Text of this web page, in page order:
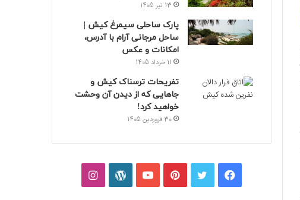
13 تیر 1405
پارک ساحلی سیمرغ کیش |
ساحل مرجانی آرام با آدرس،
امکانات و عکس
11 خرداد 1405
تفریحات ترسناک کیش و
جاهایی که از دیدن آن وحشت
خواهید کرد!
30 فروردین 1405
فیسبوکتوییترپینتریستیوتیوبوردپرساینستاگرام